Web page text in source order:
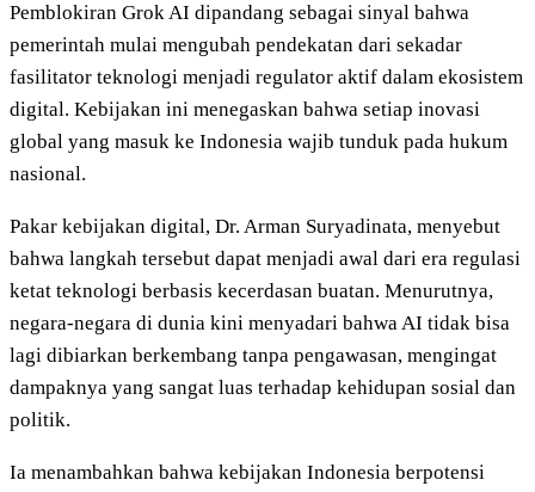
Pemblokiran Grok AI dipandang sebagai sinyal bahwa
pemerintah mulai mengubah pendekatan dari sekadar
fasilitator teknologi menjadi regulator aktif dalam ekosistem
digital. Kebijakan ini menegaskan bahwa setiap inovasi
global yang masuk ke Indonesia wajib tunduk pada hukum
nasional.
Pakar kebijakan digital, Dr. Arman Suryadinata, menyebut
bahwa langkah tersebut dapat menjadi awal dari era regulasi
ketat teknologi berbasis kecerdasan buatan. Menurutnya,
negara-negara di dunia kini menyadari bahwa AI tidak bisa
lagi dibiarkan berkembang tanpa pengawasan, mengingat
dampaknya yang sangat luas terhadap kehidupan sosial dan
politik.
Ia menambahkan bahwa kebijakan Indonesia berpotensi